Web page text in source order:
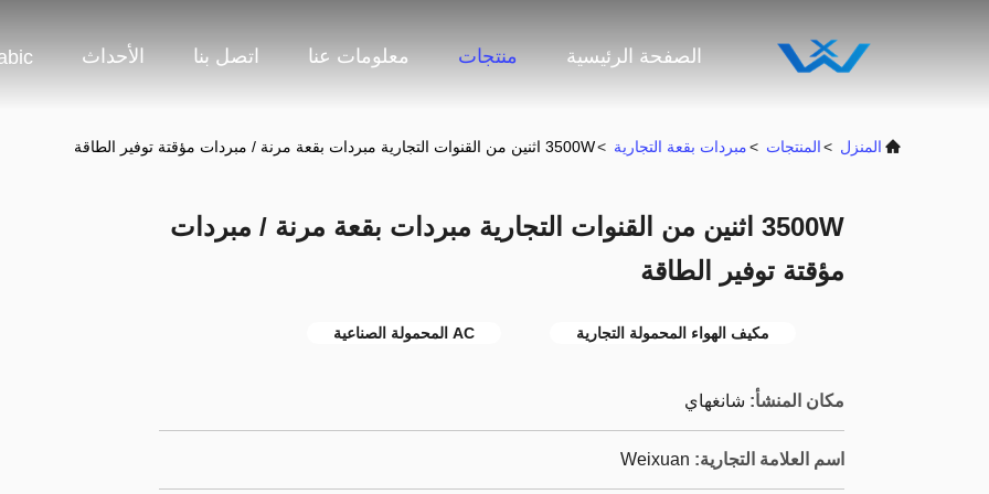
الصفحة الرئيسية منتجات معلومات عنا اتصل بنا الأحداث
المنزل >المنتجات >مبردات بقعة التجارية >3500W اثنين من القنوات التجارية مبردات بقعة مرنة / مبردات مؤقتة توفير الطاقة
3500W اثنين من القنوات التجارية مبردات بقعة مرنة / مبردات
مؤقتة توفير الطاقة
مكيف الهواء المحمولة التجارية AC المحمولة الصناعية
مكان المنشأ: شانغهاي
اسم العلامة التجارية: Weixuan